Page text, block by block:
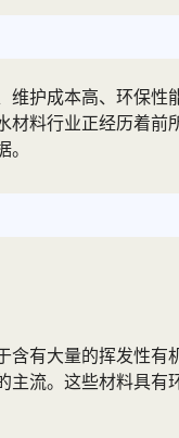
护成本高、环保性
料行业正经历着
有大量的挥发性
流。这些材料具